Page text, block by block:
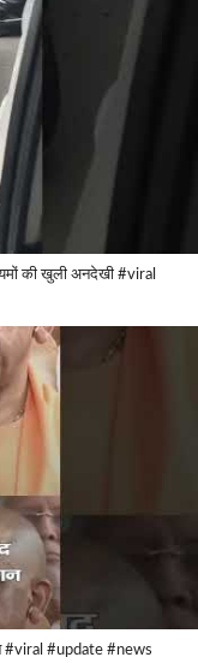
की खुली अनदेखी #viral
#viral #update #news